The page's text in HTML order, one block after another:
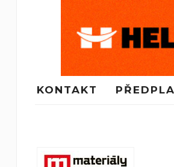
KONTAKT